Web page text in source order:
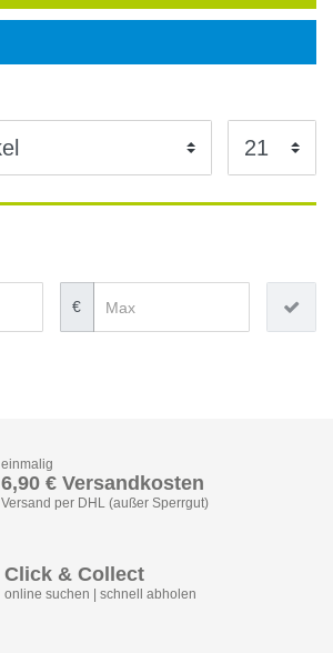
€
einmalig
6,90 € Versandkosten
Versand per DHL (außer Sperrgut)
Click & Collect
online suchen | schnell abholen